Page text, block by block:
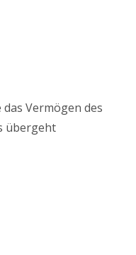
Vermögen des
übergeht